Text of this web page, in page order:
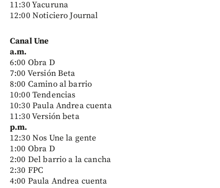
11:30 Yacuruna
12:00 Noticiero Journal
Canal Une
a.m.
6:00 Obra D
7:00 Versión Beta
8:00 Camino al barrio
10:00 Tendencias
10:30 Paula Andrea cuenta
11:30 Versión beta
p.m.
12:30 Nos Une la gente
1:00 Obra D
2:00 Del barrio a la cancha
2:30 FPC
4:00 Paula Andrea cuenta